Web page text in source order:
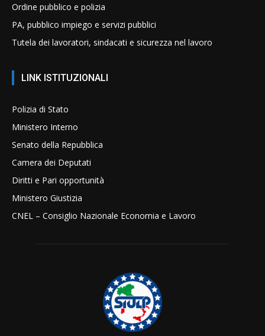
Ordine pubblico e polizia
PA, pubblico impiego e servizi pubblici
Tutela dei lavoratori, sindacati e sicurezza nel lavoro
LINK ISTITUZIONALI
Polizia di Stato
Ministero Interno
Senato della Repubblica
Camera dei Deputati
Diritti e Pari opportunità
Ministero Giustizia
CNEL – Consiglio Nazionale Economia e Lavoro